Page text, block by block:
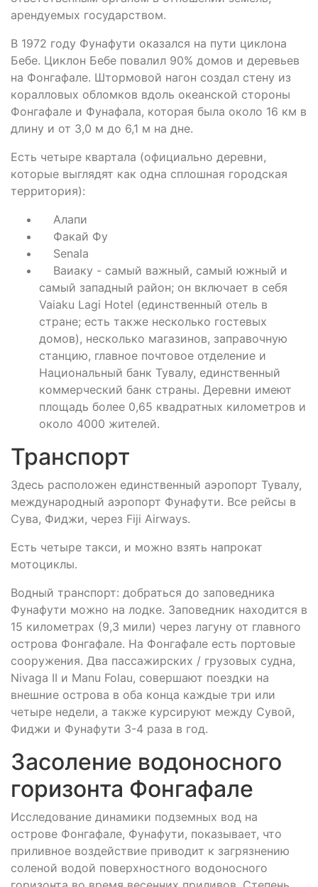
арендуемых государством.
В 1972 году Фунафути оказался на пути циклона
Бебе. Циклон Бебе повалил 90% домов и деревьев
на Фонгафале. Штормовой нагон создал стену из
коралловых обломков вдоль океанской стороны
Фонгафале и Фунафала, которая была около 16 км в
длину и от 3,0 м до 6,1 м на дне.
Есть четыре квартала (официально деревни,
которые выглядят как одна сплошная городская
территория):
Алапи
Факай Фу
Senala
Ваиаку - самый важный, самый южный и
самый западный район; он включает в себя
Vaiaku Lagi Hotel (единственный отель в
стране; есть также несколько гостевых
домов), несколько магазинов, заправочную
станцию, главное почтовое отделение и
Национальный банк Тувалу, единственный
коммерческий банк страны. Деревни имеют
площадь более 0,65 квадратных километров и
около 4000 жителей.
Транспорт
Здесь расположен единственный аэропорт Тувалу,
международный аэропорт Фунафути. Все рейсы в
Сува, Фиджи, через Fiji Airways.
Есть четыре такси, и можно взять напрокат
мотоциклы.
Водный транспорт: добраться до заповедника
Фунафути можно на лодке. Заповедник находится в
15 километрах (9,3 мили) через лагуну от главного
острова Фонгафале. На Фонгафале есть портовые
сооружения. Два пассажирских / грузовых судна,
Nivaga II и Manu Folau, совершают поездки на
внешние острова в оба конца каждые три или
четыре недели, а также курсируют между Сувой,
Фиджи и Фунафути 3-4 раза в год.
Засоление водоносного
горизонта Фонгафале
Исследование динамики подземных вод на
острове Фонгафале, Фунафути, показывает, что
приливное воздействие приводит к загрязнению
соленой водой поверхностного водоносного